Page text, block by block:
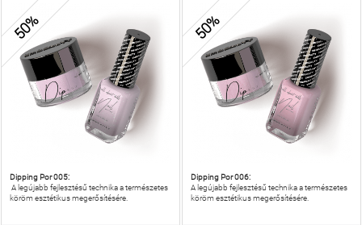
50%
Dipping Por 005:
A legújabb fejlesztésű technika a természetes
köröm esztétikus megerősítésére.
50%
Dipping Por 006:
A legújabb fejlesztésű technika a természetes
köröm esztétikus megerősítésére.